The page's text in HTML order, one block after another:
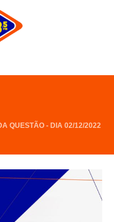
QUESTÃO - DIA 02/12/2022